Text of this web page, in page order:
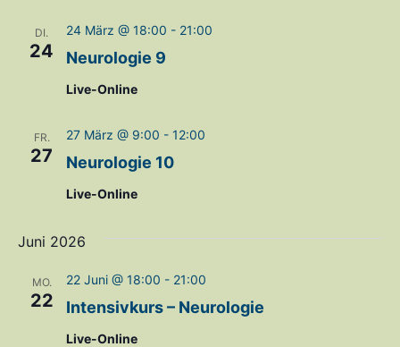
DI.
24 Neurologie 9
24 März @ 18:00 - 21:00
Live-Online
FR.
27 Neurologie 10
27 März @ 9:00 - 12:00
Live-Online
Juni 2026
MO.
22 Intensivkurs – Neurologie
22 Juni @ 18:00 - 21:00
Live-Online